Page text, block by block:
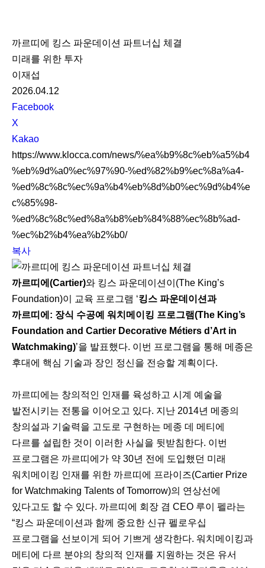
O
까르띠에 킹스 파운데이션 파트너십 체결
미래를 위한 투자
이재섭
2026.04.12
S
N
S
S
h
a
r
e
Facebook
X
Kakao
https://www.klocca.com/news/%ea%b9%8c%eb%a5%b4
%eb%9d%a0%ec%97%90-%ed%82%b9%ec%8a%a4-
%ed%8c%8c%ec%9a%b4%eb%8d%b0%ec%9d%b4%e
c%85%98-
%ed%8c%8c%ed%8a%b8%eb%84%88%ec%8b%ad-
%ec%b2%b4%ea%b2%b0/
복사
까르띠에(Cartier)와 킹스 파운데이션이(The King’s
Foundation)이 교육 프로그램 ‘킹스 파운데이션과
까르띠에: 장식 수공예 워치메이킹 프로그램(The King’s
Foundation and Cartier Decorative Métiers d’Art in
Watchmaking)’을 발표했다. 이번 프로그램을 통해 메종은
후대에 핵심 기술과 장인 정신을 전승할 계획이다.
까르띠에는 창의적인 인재를 육성하고 시계 예술을
발전시키는 전통을 이어오고 있다. 지난 2014년 메종의
창의설과 기술력을 고도로 구현하는 메종 데 메티에
다르를 설립한 것이 이러한 사실을 뒷받침한다. 이번
프로그램은 까르띠에가 약 30년 전에 도입했던 미래
워치메이킹 인재를 위한 까르띠에 프라이즈(Cartier Prize
for Watchmaking Talents of Tomorrow)의 연상선에
있다고도 할 수 있다. 까르띠에 회장 겸 CEO 루이 펠라는
“킹스 파운데이션과 함께 중요한 신규 펠로우십
프로그램을 선보이게 되어 기쁘게 생각한다. 워치메이킹과
메티에 다르 분야의 창의적 인재를 지원하는 것은 유서